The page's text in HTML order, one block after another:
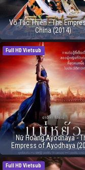
Võ Tắc Thiên - The
China (2014)
Full HD Vietsub
Nữ Hoàng Ayodhaya -
Empress of Ayodhaya
Full HD Vietsub